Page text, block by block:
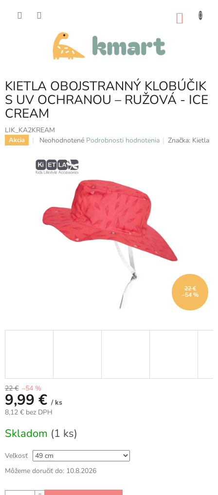
KIETLA OBOJSTRANNÝ KLOBÚČIK
S UV OCHRANOU – RUŽOVÁ - ICE
CREAM
LIK_KA2KREAM
Akcia
Priemerné
produktu
je
0,0
hviezdičiek.
Neohodnotené Podrobnosti hodnotenia Značka: Kietla
22 €
–54 %
22 € –54 %
9,99 € / ks
8,12 € bez DPH
cena:
Skladom (1 ks)
Veľkosť
Môžeme doručiť do: 10.8.2026